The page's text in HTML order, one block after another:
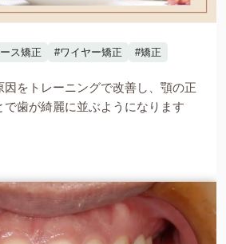
ス矯正 #ワイヤー矯正 #矯正
をトレーニングで改善し、顎の正
で歯が綺麗に並ぶようになります